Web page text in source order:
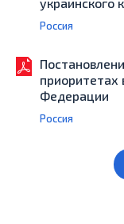
Россия
приоритетах
Федерации
Россия